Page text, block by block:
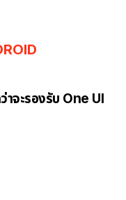
จะรองรับ One UI